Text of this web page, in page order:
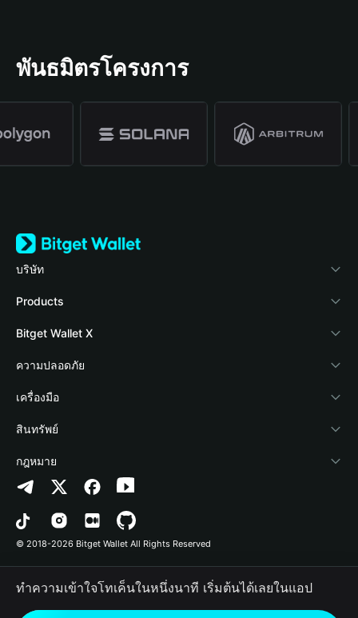
พันธมิตรโครงการ
บริษัท
เกี่ยวกับ Bitget Wallet
Blog
Academy
ข่าวสารด้านคริปโต
ศูนย์ช่วยเหลือ
ติดต่อเรา
ทรัพยากรข้อมูลของแบรนด์
อาชีพ
Products
Crypto Card
Stablecoin Earn
Payfi Crypto
Crypto Swap API
Altcoin Season Index
Prediction Markets
DApp
RWA
Bitget Wallet X
นักพัฒนา
เชื่อมต่อ Wallet
Bitget Wallet Pay
ลิสต์โปรเจกต์
ความปลอดภัย
Protection Fund
เทคโนโลยีความปลอดภัย
เครื่องมือ
ซื้อคริปโต
การตรวจจับการอนุญาต
การตรวจจับสัญญา
การโอนเป็นชุด
สินทรัพย์
Arbitrum
Avalanche
Bitcoin
Polygon
กฎหมาย
นโยบายความเป็นส่วนตัว
ข้อตกลงในการใช้บริการ
© 2018-2026 Bitget Wallet All Rights Reserved
ทำความเข้าใจโทเค็นในหนึ่งนาที เริ่มต้นได้เลยในแอป